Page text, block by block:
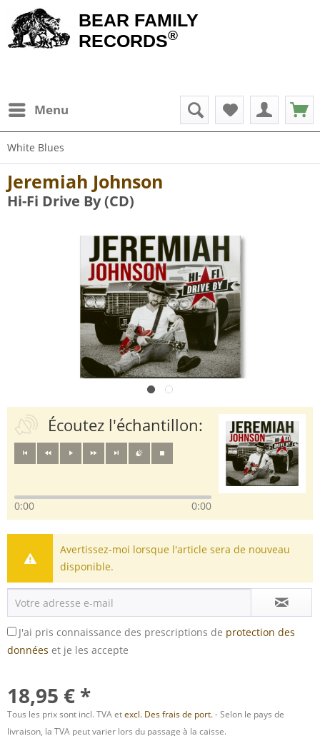
BEAR FAMILY
RECORDS®
Menu
White Blues
Jeremiah Johnson
Hi-Fi Drive By (CD)
Écoutez l'échantillon:
0:00 0:00
Avertissez-moi lorsque l'article sera de nouveau
disponible.
J'ai pris connaissance des prescriptions de protection des
données et je les accepte
18,95 € *
Tous les prix sont incl. TVA etexcl. Des frais de port.- Selon le pays de
livraison, la TVA peut varier lors du passage à la caisse.